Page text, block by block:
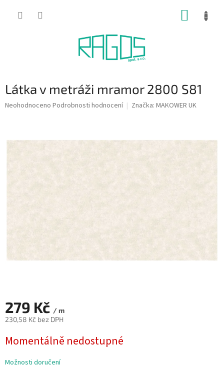
Látka v metráži mramor 2800 S81
Průměrné
0,0
Neohodnoceno Podrobnosti hodnocení Značka: MAKOWER UK
279 Kč / m
230,58 Kč bez DPH
cena:
Momentálně nedostupné
Možnosti doručení